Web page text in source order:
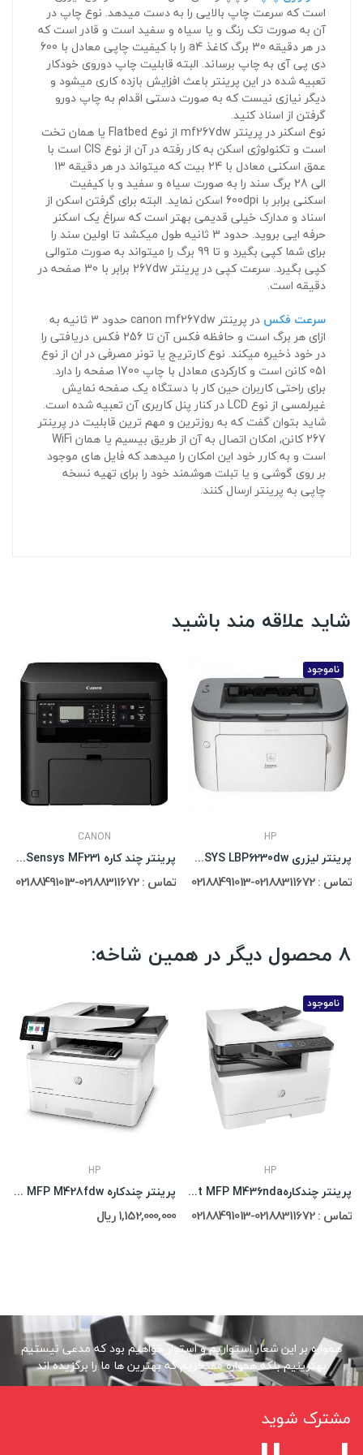
است که سرعت چاپ بالایی را به دست میدهد. نوع چاپ در
آن به صورت تک رنگ و یا سیاه و سفید است و قادر است که
در هر دقیقه 30 برگ کاغذ a4 را با کیفیت چاپی معادل با 600
دی پی آی به چاپ برساند. البته قابلیت چاپ دوروی خودکار
تعبیه شده در این پرینتر باعث افزایش بازده کاری میشود و
دیگر نیازی نیست که به صورت دستی اقدام به چاپ دورو
گرفتن از اسناد کنید.
نوع اسکنر در پرینتر mf267dw از نوع Flatbed یا همان تخت
است و تکنولوژی اسکن به کار رفته در آن از نوع CIS است با
عمق اسکنی معادل با 24 بیت که میتواند در هر دقیقه 13
الی 28 برگ سند را به صورت سیاه و سفید و با کیفیت
اسکنی برابر با 600dpi اسکن نماید. البته برای گرفتن اسکن از
اسناد و مدارک خیلی قدیمی بهتر است که سراغ یک اسکنر
حرفه ایی بروید. حدود 3 ثانیه طول میکشد تا اولین سند را
برای شما کپی بگیرد و تا 99 برگ را میتواند به صورت متوالی
کپی بگیرد. سرعت کپی در پرینتر 267dw برابر با 30 صفحه در
دقیقه است.
سرعت فکس
در پرینتر canon mf267dw حدود 3 ثانیه به
ازای هر برگ است و حافظه فکس آن تا 256 فکس دریافتی را
در خود ذخیره میکند. نوع کارتریج یا تونر مصرفی در ان از نوع
051 کانن است و کارکردی معادل با چاپ 1700 صفحه را دارد.
برای راحتی کاربران حین کار با دستگاه یک صفحه نمایش
غیرلمسی از نوع LCD در کنار پنل کاربری آن تعبیه شده است.
شاید بتوان گفت که به روزترین و مهم ترین قابلیت در پرینتر
267 کانن, امکان اتصال به آن از طریق بیسیم یا همان WiFi
است و به کارر خود این امکان را میدهد که فایل های موجود
بر روی گوشی و یا تبلت هوشمند خود را برای تهیه نسخه
چاپی به پرینتر ارسال کنند.
شاید علاقه مند باشید
CANON
پرینتر چند کاره Canon i-Sensys MF231
تماس : 02188311672-02188491013
ناموجود
HP
پرینتر لیزری Canon i-SENSYS LBP6230dw
تماس : 02188311672-02188491013
8 محصول دیگر در همین شاخه:
HP
پرینتر چندکاره HP LaserJet Pro MFP M428fdw
1,152,000,000 ریال
ناموجود
HP
پرینتر چندکارهHp LaserJet MFP M436nda
تماس : 02188311672-02188491013
همواره بر این شعار استواریم و استوار خواهیم بود که مدعی نیستیم
بهترینیم بلکه همواره مفتخریم که بهترین ها ما را برگزیده اند
مشترک شوید